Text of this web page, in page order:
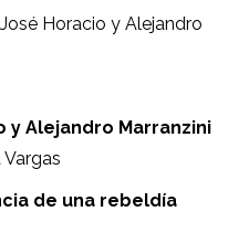
Horacio y Alejandro
y Alejandro Marranzini
de una rebeldía